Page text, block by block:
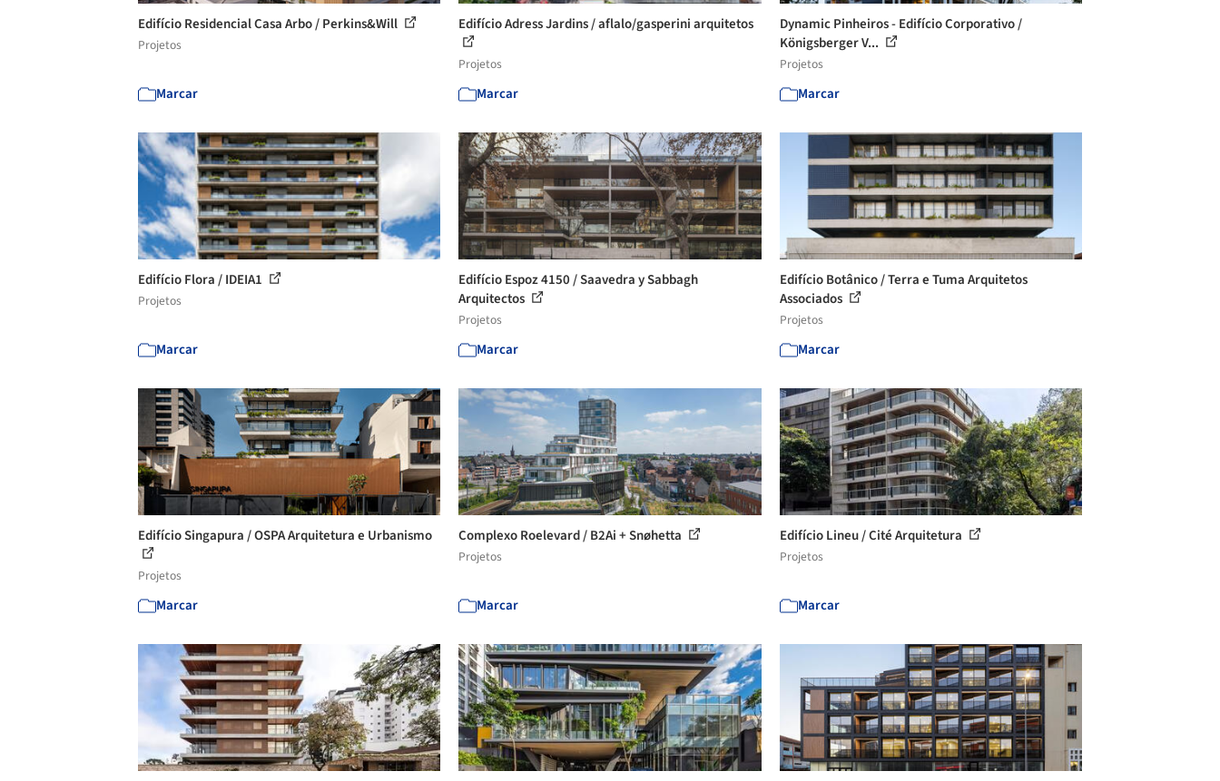
Edifício Residencial Casa Arbo / Perkins&Will
Projetos
Marcar
Edifício Adress Jardins / aflalo/gasperini arquitetos
Projetos
Marcar
Dynamic Pinheiros - Edifício Corporativo /
Königsberger V...
Projetos
Marcar
Edifício Flora / IDEIA1
Projetos
Marcar
Edifício Espoz 4150 / Saavedra y Sabbagh
Arquitectos
Projetos
Marcar
Edifício Botânico / Terra e Tuma Arquitetos
Associados
Projetos
Marcar
Edifício Singapura / OSPA Arquitetura e Urbanismo
Projetos
Marcar
Complexo Roelevard / B2Ai + Snøhetta
Projetos
Marcar
Edifício Lineu / Cité Arquitetura
Projetos
Marcar